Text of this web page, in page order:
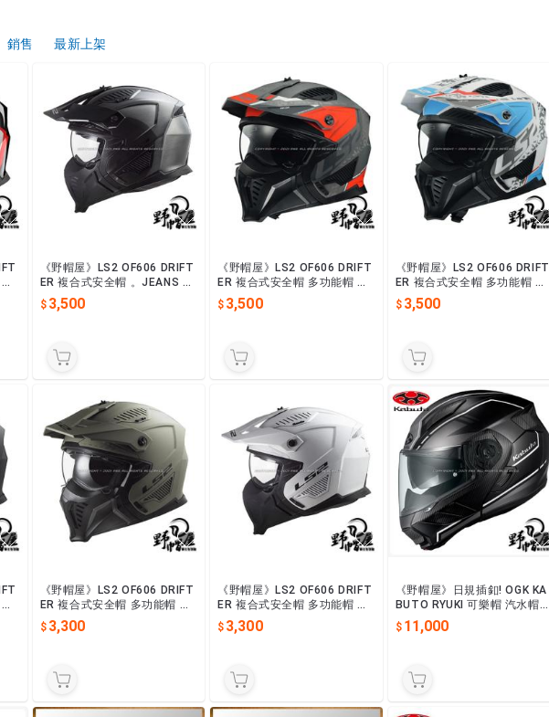
銷售 最新上架
《野帽屋》LS2 OF606 DRIFT
ER 複合式安全帽 。JEANS 彩
繪 金屬銀
3,500
《野帽屋》LS2 OF606 DRIFT
ER 複合式安全帽 多功能帽 下
巴可拆。彩繪 DEVOR 消光黑
紅3,500
《野帽屋》LS2 OF606 DRIFT
ER 複合式安全帽 多功能帽 下
巴可拆。彩繪 DEVOR 消光白
藍3,500
《野帽屋》LS2 OF606 DRIFT
ER 複合式安全帽 多功能帽 下
巴可拆 。消光卡其
3,300
《野帽屋》LS2 OF606 DRIFT
ER 複合式安全帽 多功能帽 下
巴可拆 。素白
3,300
《野帽屋》日規插釦! OGK KA
BUTO RYUKI 可樂帽 汽水帽
安全帽 內墨片 眼鏡溝 龍崎。B
EAM 霧黑灰
11,000